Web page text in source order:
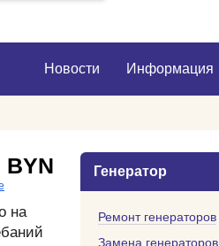
Новости Информация
Доставка
Оплата
BYN
на
Генератор
Ремонт генераторов
Замена генераторов